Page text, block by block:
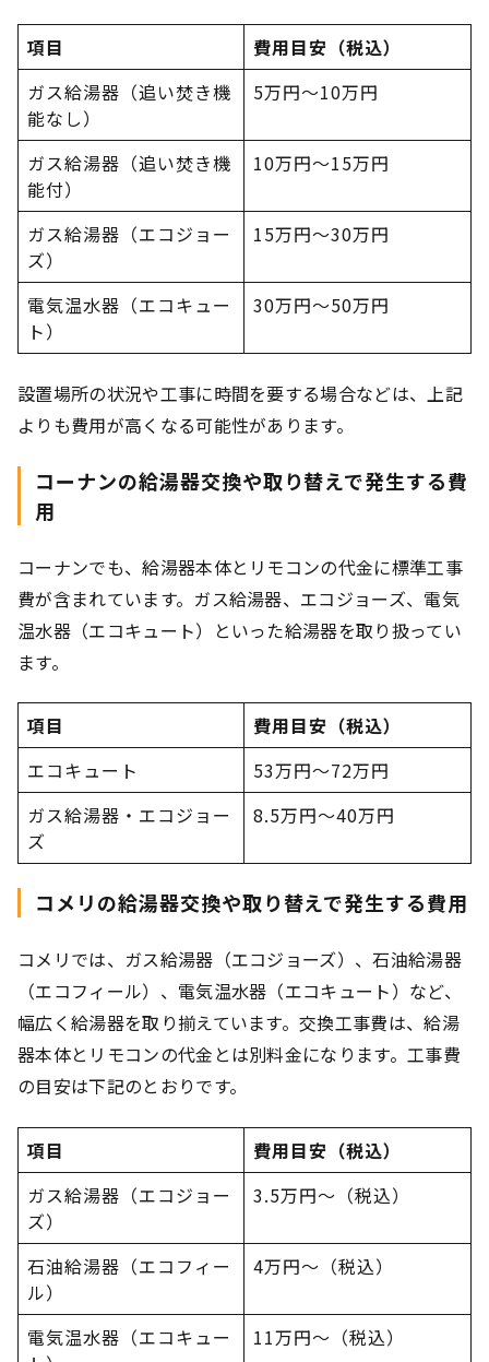
項目
費用目安（税込）
ガス給湯器（追い焚き機
能なし）
5万円～10万円
ガス給湯器（追い焚き機
能付）
10万円～15万円
ガス給湯器（エコジョー
ズ）
15万円～30万円
電気温水器（エコキュー
ト）
30万円～50万円
設置場所の状況や工事に時間を要する場合などは、上記
よりも費用が高くなる可能性があります。
コーナンの給湯器交換や取り替えで発生する費
用
コーナンでも、給湯器本体とリモコンの代金に標準工事
費が含まれています。ガス給湯器、エコジョーズ、電気
温水器（エコキュート）といった給湯器を取り扱ってい
ます。
項目
費用目安（税込）
エコキュート
53万円〜72万円
ガス給湯器・エコジョー
ズ
8.5万円〜40万円
コメリの給湯器交換や取り替えで発生する費用
コメリでは、ガス給湯器（エコジョーズ）、石油給湯器
（エコフィール）、電気温水器（エコキュート）など、
幅広く給湯器を取り揃えています。交換工事費は、給湯
器本体とリモコンの代金とは別料金になります。工事費
の目安は下記のとおりです。
項目
費用目安（税込）
ガス給湯器（エコジョー
ズ）
3.5万円～（税込）
石油給湯器（エコフィー
ル）
4万円～（税込）
電気温水器（エコキュー
11万円～（税込）